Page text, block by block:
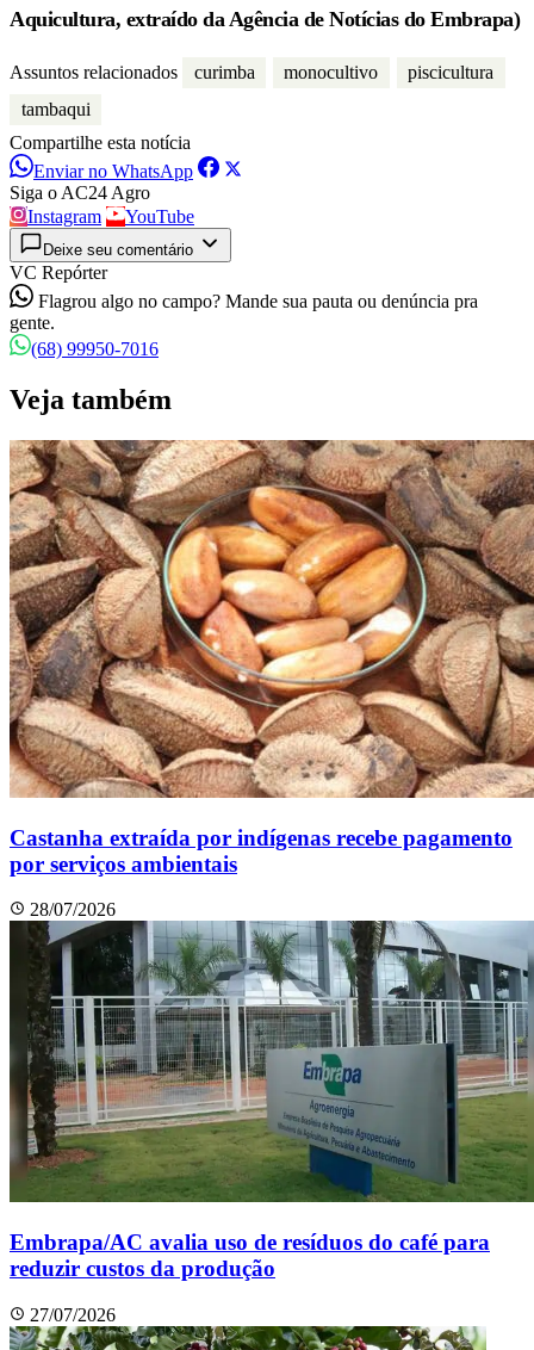
Aquicultura, extraído da Agência de Notícias do Embrapa)
Assuntos relacionados curimba monocultivo
piscicultura
tambaqui
Compartilhe esta notícia
Enviar no WhatsApp
Siga o AC24 Agro
Instagram
YouTube
Deixe seu comentário
VC Repórter
Flagrou algo no campo? Mande sua pauta ou denúncia pra
gente.
(68) 99950-7016
Veja também
Castanha extraída por indígenas recebe pagamento
por serviços ambientais
28/07/2026
Embrapa/AC avalia uso de resíduos do café para
reduzir custos da produção
27/07/2026